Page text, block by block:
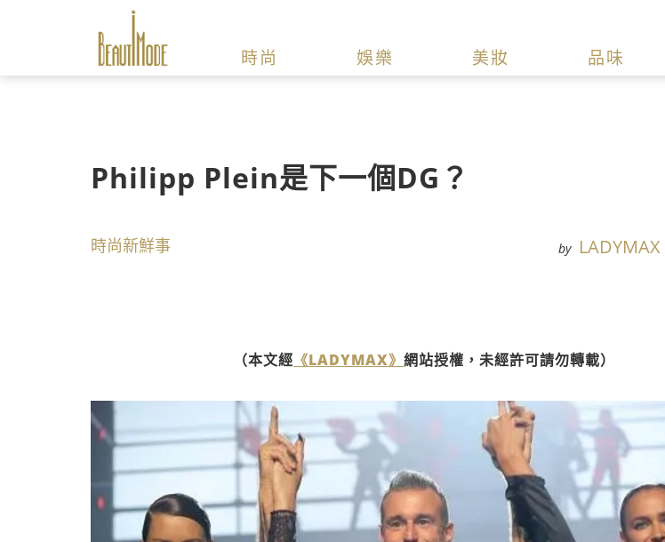
時尚 娛樂 美妝 品味
Philipp Plein是下一個DG？
時尚新鮮事 by LADYMAX
（本文經 《LADYMAX》 網站授權，未經許可請勿轉載）